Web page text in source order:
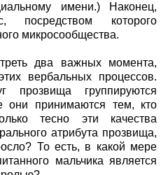
имени.) Наконец,
посредством которого
микросообщества.
два важных момента,
вербальных процессов.
прозвища группируются
они принимаются тем, кто
тесно эти качества
атрибута прозвища,
То есть, в какой мере
мальчика является